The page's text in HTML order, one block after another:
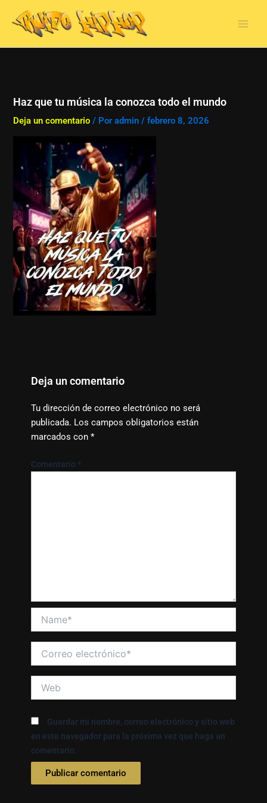
contenido
Haz que tu música la conozca todo el mundo
Deja un comentario / Poradmin/febrero 8, 2026
Deja un comentario
Tu dirección de correo electrónico no será
publicada. Los campos obligatorios están
marcados con *
Comentario *
electrónico*
Guardar mi nombre, correo electrónico y sitio web
en este navegador para la próxima vez que haga un
comentario.